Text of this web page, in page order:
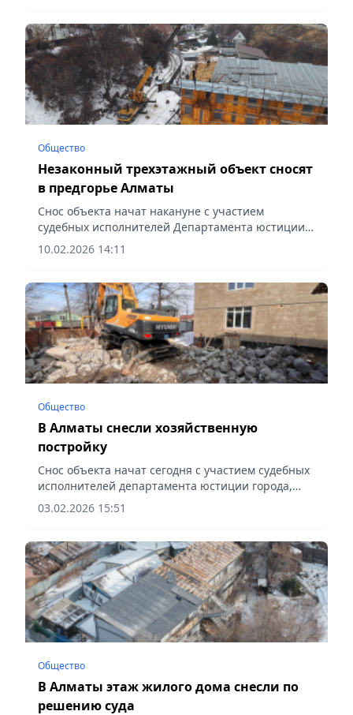
Общество
Незаконный трехэтажный объект сносят
в предгорье Алматы
Снос объекта начат накануне с участием
судебных исполнителей Департамента юстиции
города, сообщает Vecher.kz.
10.02.2026 14:11
Общество
В Алматы снесли хозяйственную
постройку
Снос объекта начат сегодня с участием судебных
исполнителей департамента юстиции города,
сообщает Vecher.kz.
03.02.2026 15:51
Общество
В Алматы этаж жилого дома снесли по
решению суда